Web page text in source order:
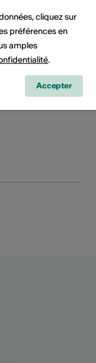
cliquez sur
préférences en
amples
.
Accepter